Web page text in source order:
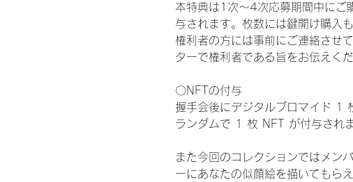
本特典は1次〜4次応募期間中にご
与されます。枚数には鍵開け購入も
権利者の方には事前にご連絡させ
ターで権利者である旨をお伝えくだ
〇NFTの付与
握手会後にデジタルブロマイド 1
ランダムで 1 枚 NFT が付与されま
また今回のコレクションではメン
ーにあなたの似顔絵を描いてもら